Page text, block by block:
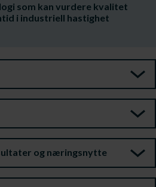
som kan vurdere kvalitet
i industriell hastighet
og næringsnytte